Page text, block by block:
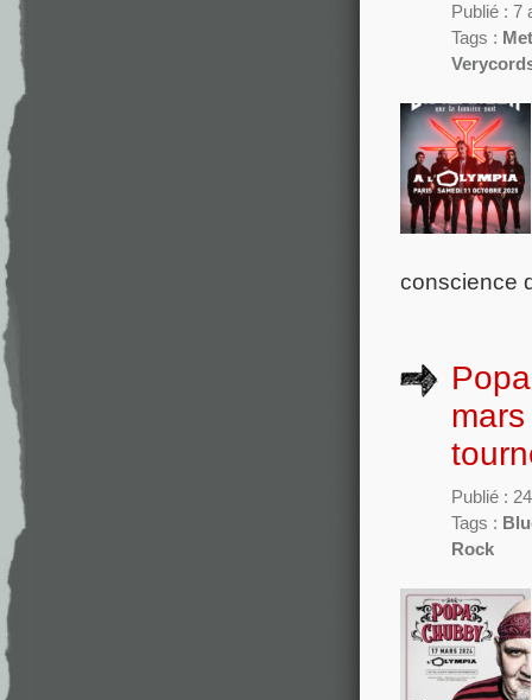
Publié : 7
Tags :
conscience
Publié :
Tags :
Rock